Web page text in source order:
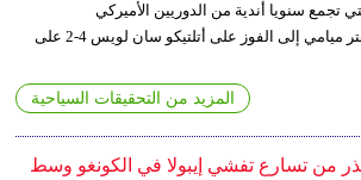
تجمع سنويا أندية من الدوريين الأميركي
والمكسيكي، بعدما قاد إنتر ميامي إلى الفوز على أتلتيكو سان لويس 4-2 على
المزيد من التحقيقات السياحية
من تسارع تفشي إيبولا في الكونغو وسط